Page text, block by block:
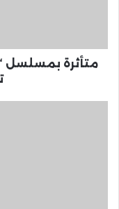
متأثرة بمسلسل